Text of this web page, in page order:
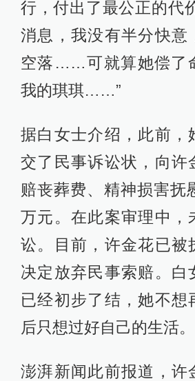
行，付出了最公正的代
消息，我没有半分快意
空落……可就算她偿了
我的琪琪……”
据白女士介绍，此前，
交了民事诉讼状，向许
赔丧葬费、精神损害抚
万元。在此案审理中，
讼。目前，许金花已被
决定放弃民事索赔。白
已经初步了结，她不想
后只想过好自己的生活。
澎湃新闻此前报道，许